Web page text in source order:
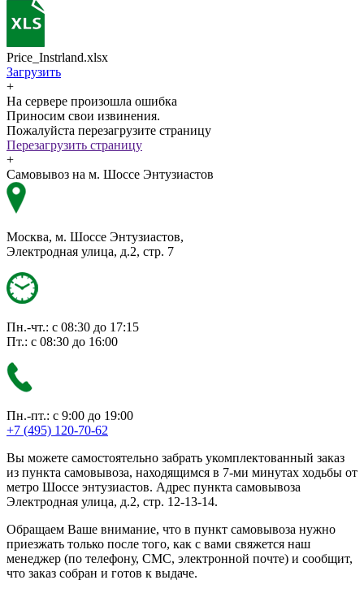
Price_Instrland.xlsx
Загрузить
+
На сервере произошла ошибка
Приносим свои извинения.
Пожалуйста перезагрузите страницу
Перезагрузить страницу
+
Самовывоз на м. Шоссе Энтузиастов
Москва, м. Шоссе Энтузиастов,
Электродная улица, д.2, стр. 7
Пн.-чт.: с 08:30 до 17:15
Пт.: с 08:30 до 16:00
Пн.-пт.: с 9:00 до 19:00
+7 (495) 120-70-62
Вы можете самостоятельно забрать укомплектованный заказ
из пункта самовывоза, находящимся в 7-ми минутах ходьбы от
метро Шоссе энтузиастов. Адрес пункта самовывоза
Электродная улица, д.2, стр. 12-13-14.
Обращаем Ваше внимание, что в пункт самовывоза нужно
приезжать только после того, как с вами свяжется наш
менеджер (по телефону, СМС, электронной почте) и сообщит,
что заказ собран и готов к выдаче.